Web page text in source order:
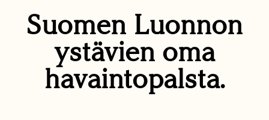
Suomen Luonnon
ystävien oma
havaintopalsta.